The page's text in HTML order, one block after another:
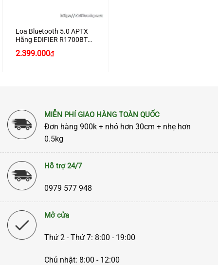
Loa Bluetooth 5.0 APTX
Hãng EDIFIER R1700BT
Giá
2.399.000₫Giá
hiện
MIỄN PHÍ GIAO HÀNG TOÀN QUỐC
Đơn hàng 900k + nhỏ hơn 30cm + nhẹ hơn
0.5kg
Hỗ trợ 24/7
0979 577 948
Mở cửa
Thứ 2 - Thứ 7: 8:00 - 19:00
Chủ nhật: 8:00 - 12:00